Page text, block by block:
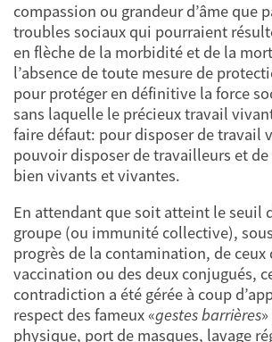
compassion ou grandeur d’âme que
troubles sociaux qui pourraient
en flèche de la morbidité et de la
l’absence de toute mesure de
pour protéger en définitive la force
sans laquelle le précieux travail
faire défaut: pour disposer de travail
pouvoir disposer de travailleurs et
bien vivants et vivantes.
En attendant que soit atteint le seuil
groupe (ou immunité collective),
progrès de la contamination, de ceux
vaccination ou des deux conjugués,
contradiction a été gérée à coup
respect des fameux «gestes barrières
physique, port de masques, lavage